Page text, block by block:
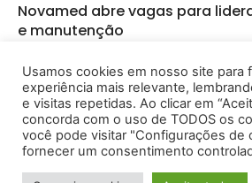
Novamed abre vagas para
e manutenção
PMZ abre sete vagas de
áreas em Manaus
3 de agosto de 2026
Usamos cookies em nosso site para
experiência mais relevante,
e visitas repetidas. Ao clicar em
concorda com o uso de TODOS os
você pode visitar "Configurações de
fornecer um consentimento